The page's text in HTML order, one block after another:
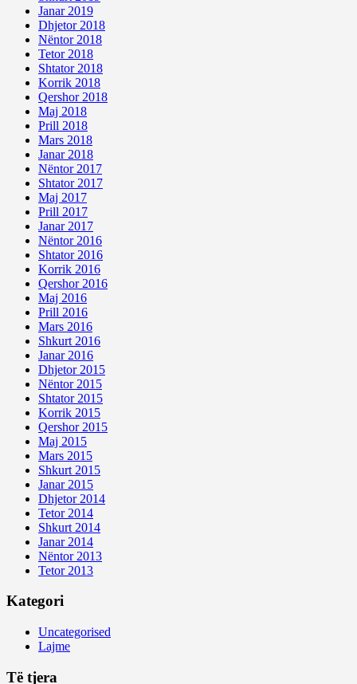
Janar 2019
Dhjetor 2018
Nëntor 2018
Tetor 2018
Shtator 2018
Korrik 2018
Qershor 2018
Maj 2018
Prill 2018
Mars 2018
Janar 2018
Nëntor 2017
Shtator 2017
Maj 2017
Prill 2017
Janar 2017
Nëntor 2016
Shtator 2016
Korrik 2016
Qershor 2016
Maj 2016
Prill 2016
Mars 2016
Shkurt 2016
Janar 2016
Dhjetor 2015
Nëntor 2015
Shtator 2015
Korrik 2015
Qershor 2015
Maj 2015
Mars 2015
Shkurt 2015
Janar 2015
Dhjetor 2014
Tetor 2014
Shkurt 2014
Janar 2014
Nëntor 2013
Tetor 2013
Kategori
Uncategorised
Lajme
Të tjera